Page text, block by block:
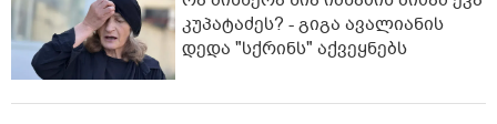
კუპატაძეს? - გიგა ავალიანის
დედა "სქრინს" აქვეყნებს